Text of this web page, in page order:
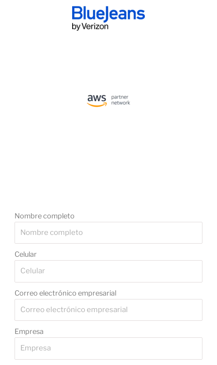
Nombre completo
Celular
Correo electrónico empresarial
Empresa